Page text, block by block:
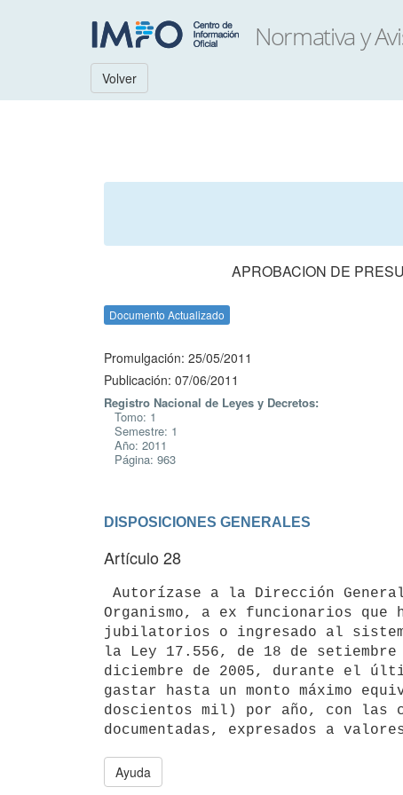
Volver
APROBACION DE
Documento Actualizado
Promulgación: 25/05/2011
Publicación: 07/06/2011
Registro Nacional de Leyes y Decretos:
Tomo: 1
Semestre: 1
Año: 2011
Página: 963
DISPOSICIONES GENERALES
Artículo 28
Organismo, a ex funcionarios que
jubilatorios o ingresado al
la Ley 17.556, de 18 de
diciembre de 2005, durante el
gastar hasta un monto máximo
doscientos mil) por año, con las
Ayuda